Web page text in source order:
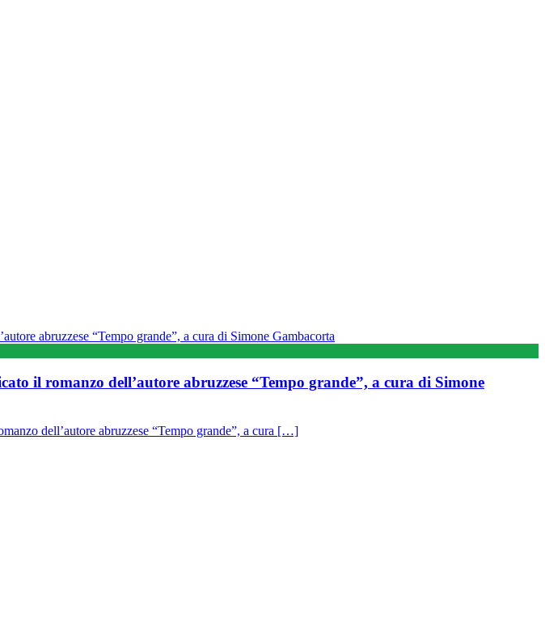
romanzo dell’autore abruzzese “Tempo grande”, a cura di Simone
dell’autore abruzzese “Tempo grande”, a cura […]